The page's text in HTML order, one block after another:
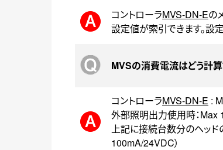
コントローラMVS-DN-Eの
設定値が索引できます。設
MVSの消費電流はどう計
コントローラMVS-DN-E :
外部照明出力使用時：Max
上記に接続台数分のヘッド
100mA/24VDC）